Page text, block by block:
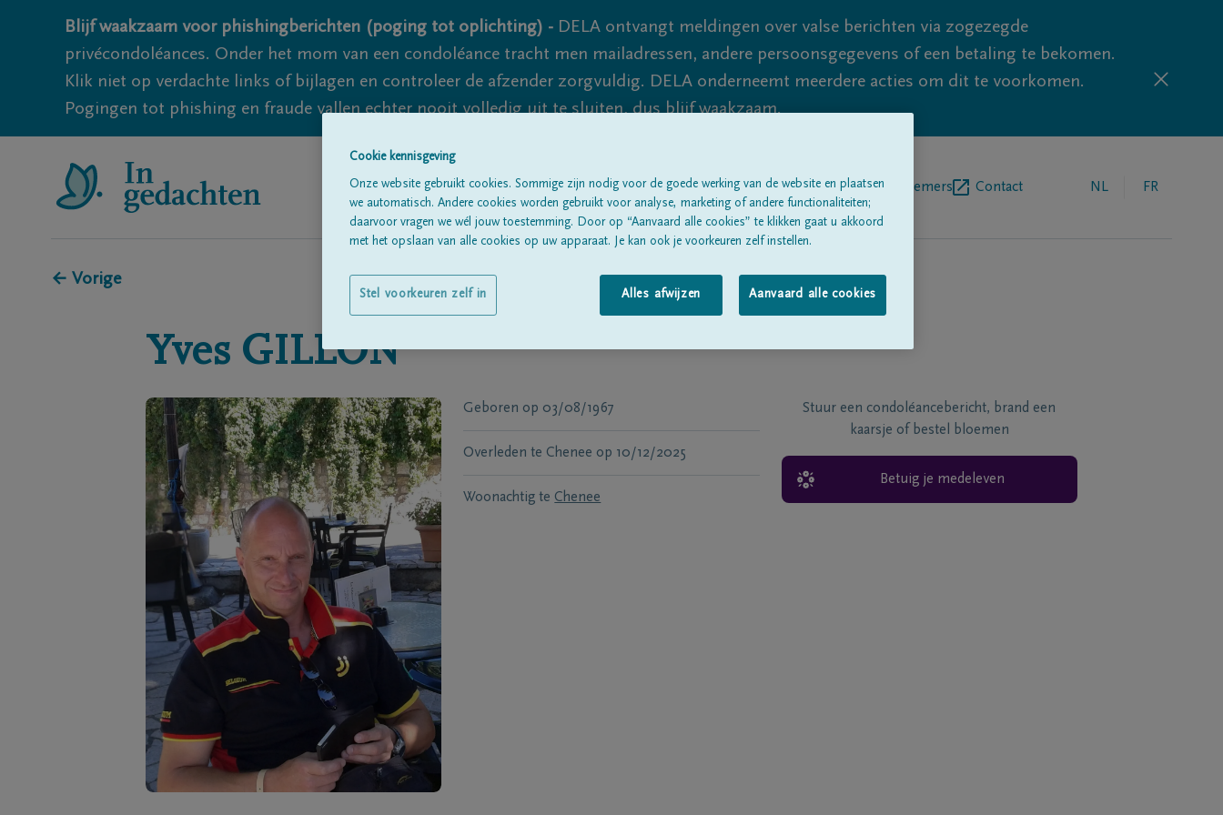
Blijf waakzaam voor phishingberichten (poging tot oplichting) - DELA ontvangt meldingen over valse berichten via zogezegde
privécondoléances. Onder het mom van een condoléance tracht men mailadressen, andere persoonsgegevens of een betaling te bekomen.
Klik niet op verdachte links of bijlagen en controleer de afzender zorgvuldig. DELA onderneemt meerdere acties om dit te voorkomen.
Pogingen tot phishing en fraude vallen echter nooit volledig uit te sluiten, dus blijf waakzaam.
Alle rouwberichtenOver onsBegrafenisondernemers Contact NL FR
← Vorige
Yves GILLON
Geboren op 03/08/1967
Overleden te Chenee op 10/12/2025
Woonachtig te Chenee
Stuur een condoléancebericht, brand een
kaarsje of bestel bloemen
Betuig je medeleven
Cookie kennisgeving
Onze website gebruikt cookies. Sommige zijn nodig voor de goede werking van de website en plaatsen
we automatisch. Andere cookies worden gebruikt voor analyse, marketing of andere functionaliteiten;
daarvoor vragen we wél jouw toestemming. Door op “Aanvaard alle cookies” te klikken gaat u akkoord
met het opslaan van alle cookies op uw apparaat. Je kan ook je voorkeuren zelf instellen.
Alles afwijzen Aanvaard alle cookies
Stel voorkeuren zelf in